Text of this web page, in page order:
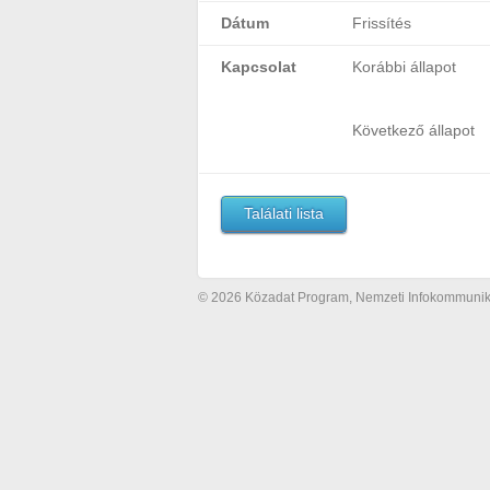
Dátum Frissítés
Kapcsolat Korábbi állapot
Következő állapot
Találati lista
© 2026 Közadat Program, Nemzeti